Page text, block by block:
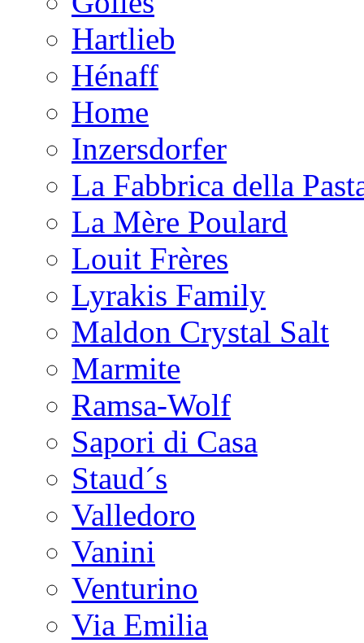
Hartlieb
Hénaff
Home
Inzersdorfer
La Fabbrica della
La Mère Poulard
Louit Frères
Lyrakis Family
Maldon Crystal Salt
Marmite
Ramsa-Wolf
Sapori di Casa
Staud´s
Valledoro
Vanini
Venturino
Via Emilia